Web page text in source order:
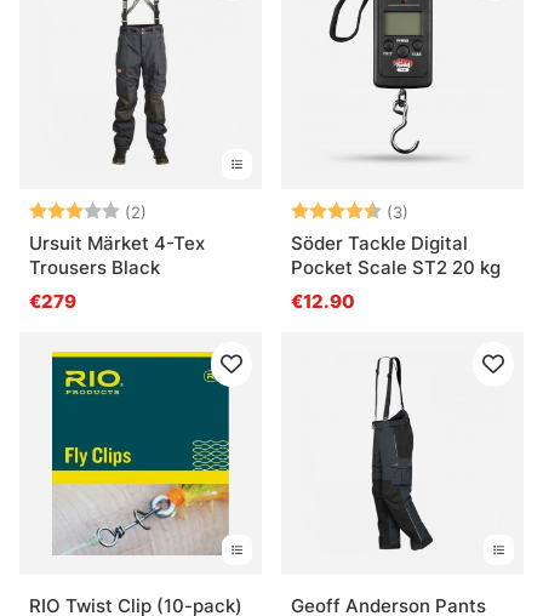
Bewertung:(2)
3.0 von 5 Sternen
Ursuit Märket 4-Tex
Trousers Black
€279
Bewertung:(3)
Söder Tackle Digital
Pocket Scale ST2 20 kg
€12.90
RIO Twist Clip (10-pack)
Geoff Anderson Pants